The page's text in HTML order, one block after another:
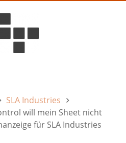
SLA Industries
will mein Sheet nicht
für SLA Industries